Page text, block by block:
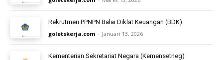
Rekrutmen PPNPN Balai Diklat Keuangan (BDK)
goletskerja.com - Januari 13, 2026
Kementerian Sekretariat Negara (Kemensetneg)